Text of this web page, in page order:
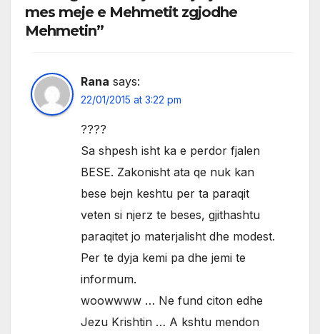
mes meje e Mehmetit zgjodhe
Mehmetin”
Rana says:
22/01/2015 at 3:22 pm
????
Sa shpesh isht ka e perdor fjalen
BESE. Zakonisht ata qe nuk kan
bese bejn keshtu per ta paraqit
veten si njerz te beses, gjithashtu
paraqitet jo materjalisht dhe modest.
Per te dyja kemi pa dhe jemi te
informum.
woowwww … Ne fund citon edhe
Jezu Krishtin … A kshtu mendon